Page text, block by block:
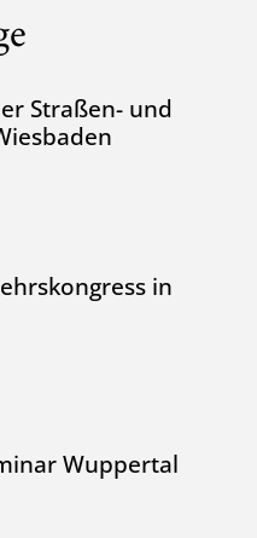
Straßen- und
und Verkehrskongress
in
in Bielefeld
Wuppertal